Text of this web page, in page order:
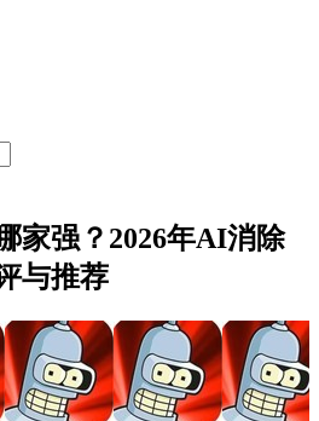
家强？2026年AI消除
与推荐